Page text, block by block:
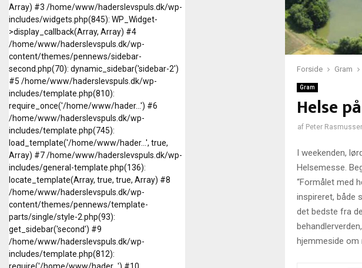
Forside Gram
Gram
Helse
af Peter
I weekenden,
Helsemesse.
“Formålet med
inspireret, både
det bedste fra
hjemmeside
Array) #3 /home/www/haderslevspuls.dk/wp-
includes/widgets.php(845): WP_Widget-
>display_callback(Array, Array) #4
/home/www/haderslevspuls.dk/wp-
content/themes/pennews/sidebar-
second.php(70): dynamic_sidebar('sidebar-2')
#5 /home/www/haderslevspuls.dk/wp-
includes/template.php(810):
require_once('/home/www/hader...') #6
/home/www/haderslevspuls.dk/wp-
includes/template.php(745):
load_template('/home/www/hader...', true,
Array) #7 /home/www/haderslevspuls.dk/wp-
includes/general-template.php(136):
locate_template(Array, true, true, Array) #8
/home/www/haderslevspuls.dk/wp-
content/themes/pennews/template-
parts/single/style-2.php(93):
get_sidebar('second') #9
/home/www/haderslevspuls.dk/wp-
includes/template.php(812):